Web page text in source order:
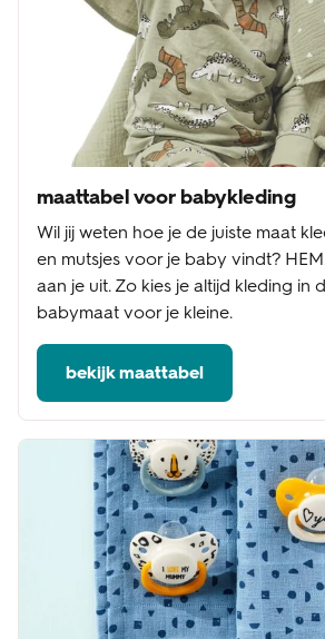
maattabel voor babykleding
Wil jij weten hoe je de juiste maat
en mutsjes voor je baby vindt?
aan je uit. Zo kies je altijd kleding in
babymaat voor je kleine.
bekijk maattabel